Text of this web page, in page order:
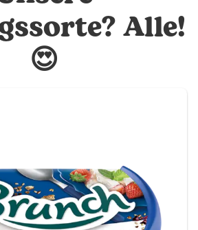
Alle!
😍